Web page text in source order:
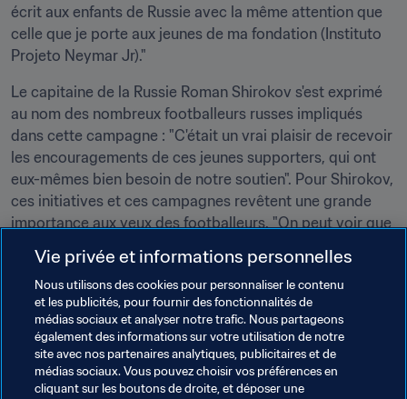
écrit aux enfants de Russie avec la même attention que
celle que je porte aux jeunes de ma fondation (Instituto
Projeto Neymar Jr)."
Le capitaine de la Russie Roman Shirokov s'est exprimé
au nom des nombreux footballeurs russes impliqués
dans cette campagne : "C'était un vrai plaisir de recevoir
les encouragements de ces jeunes supporters, qui ont
eux-mêmes bien besoin de notre soutien". Pour Shirokov,
ces initiatives et ces campagnes revêtent une grande
importance aux yeux des footballeurs. "On peut voir que
nous. Ça nous fait du bien de discuter avec ces jeunes à
travers un moyen de communication presque oublié :
des lettres et des cartes postales. Comme dans notre
enfance !"
Le mot de la fin revient à la présidente du Centre des
Volontaires de Russie 2018 de Nijni-Novgorod
Vie privée et informations personnelles
Nous utilisons des cookies pour personnaliser le contenu
et les publicités, pour fournir des fonctionnalités de
médias sociaux et analyser notre trafic. Nous partageons
également des informations sur votre utilisation de notre
site avec nos partenaires analytiques, publicitaires et de
médias sociaux. Vous pouvez choisir vos préférences en
cliquant sur les boutons de droite, et déposer une